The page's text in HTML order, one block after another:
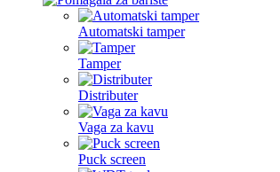
Automatski tamper
Tamper
Distributer
Vaga za kavu
Puck screen